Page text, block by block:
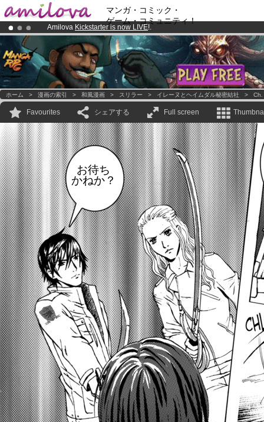
マンガ・コミック・
ゲーム・コミュニティ！
Amilova Kickstarter is now LIVE!.
Already 100000membersand 1000comics & mangas!.
Premium membership from3.95 euros per month !Get membership
ホーム > 漫画の索引 > 和風漫画 > スリラー > イレーヌとヘイムダル秘密結社 > Ch.
Favourites シェアする Full screen
お待ち
かねか？